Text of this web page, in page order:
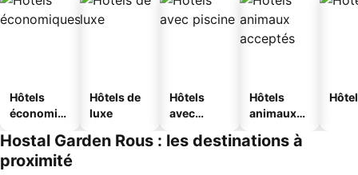
Hôtels
économiq
Hôtels de
luxe
Hôtels
avec
Hôtels
animaux
Hostal Garden Rous : les destinations à
proximité